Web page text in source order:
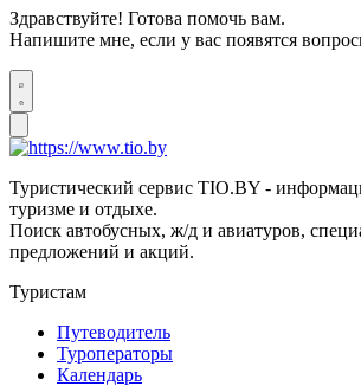
Здравствуйте! Готова помочь вам.
Напишите мне, если у вас появятся
Туристический сервис TIO.BY -
туризме и отдыхе.
Поиск автобусных, ж/д и авиатуров,
предложений и акций.
Туристам
Путеводитель
Туроператоры
Календарь